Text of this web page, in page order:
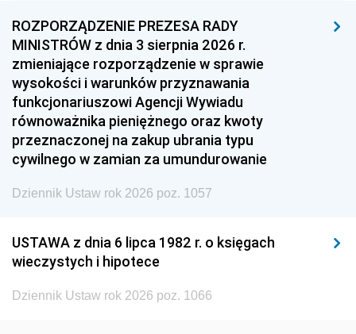
1957 1956
1954 1953
1951 1950
1948 1947
1945 1944 1939
1938 1937 1936
1935 1934
1929 1928 1927
ROZPORZĄDZENIE PREZESA RADY
MINISTRÓW z dnia 3 sierpnia 2026 r.
zmieniające rozporządzenie w sprawie
wysokości i warunków przyznawania
funkcjonariuszowi Agencji Wywiadu
równoważnika pieniężnego oraz kwoty
przeznaczonej na zakup ubrania typu
cywilnego w zamian za umundurowanie
Dziennik Ustaw rok 2026 poz. 1057
USTAWA z dnia 6 lipca 1982 r. o księgach
wieczystych i hipotece
Dziennik Ustaw rok 2026 poz. 1066